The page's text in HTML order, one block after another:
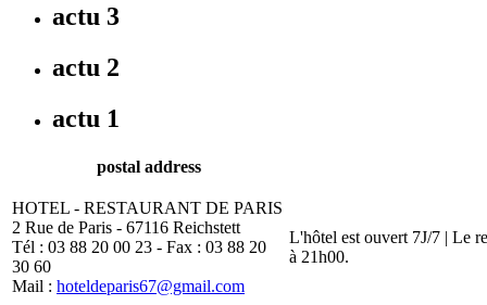
actu 3
actu 2
actu 1
postal address
HOTEL - RESTAURANT DE PARIS
2 Rue de Paris - 67116 Reichstett
Tél : 03 88 20 00 23 - Fax : 03 88 20
30 60
Mail : hoteldeparis67@gmail.com
L'hôtel est ouvert 7J/7 | Le
à 21h00.